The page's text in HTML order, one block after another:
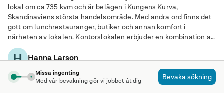
lokal om ca 735 kvm och är belägen i Kungens Kurva,
Skandinaviens största handelsområde. Med andra ord finns det
gott om lunchrestauranger, butiker och annan komfort i
närheten av lokalen. Kontorslokalen erbjuder en kombination av
funktionalitet och flexibilitet för företag som söker en modern
arbetsmiljö. Kontoret om ca 365 kvm ligger en
H Hanna Larson
Kontakta annonsören
Missa ingenting
Med vår bevakning gör vi jobbet åt dig
Bevaka sökning